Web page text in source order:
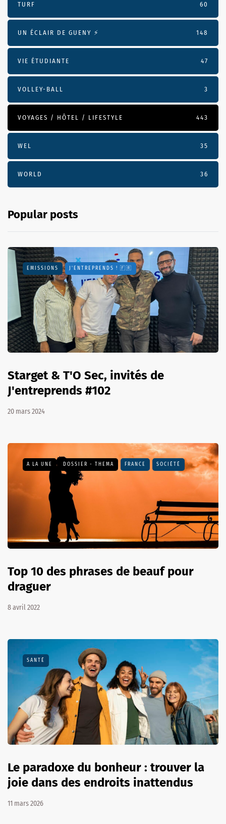
TURF 60
UN ÉCLAIR DE GUENY ⚡️ 148
VIE ÉTUDIANTE 47
VOLLEY-BALL 3
VOYAGES / HÔTEL / LIFESTYLE 443
WEL 35
WORLD 36
Popular posts
EMISSIONS J'ENTREPRENDS ! 🇫🇷
Starget & T'O Sec, invités de
J'entreprends #102
20 mars 2024
A LA UNE DOSSIER - THEMA FRANCE SOCIÉTÉ
Top 10 des phrases de beauf pour
draguer
8 avril 2022
SANTÉ
Le paradoxe du bonheur : trouver la
joie dans des endroits inattendus
11 mars 2026